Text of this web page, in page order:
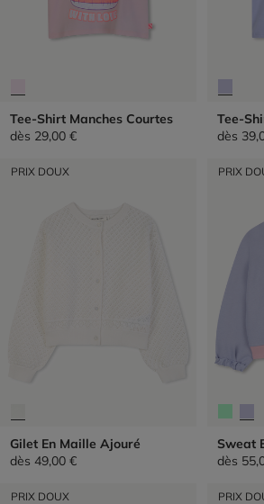
Tee-Shirt Manches Courtes
dès 29,00 €
Tee-
dès
PRIX DOUX
Gilet En Maille Ajouré
dès 49,00 €
PRIX
Sweat
dès
PRIX DOUX PRIX